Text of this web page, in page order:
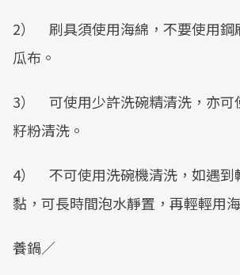
2） 刷具須使用海綿，不要使用鋼
瓜布。
3） 可使用少許洗碗精清洗，亦可
籽粉清洗。
4） 不可使用洗碗機清洗，如遇到
黏，可長時間泡水靜置，再輕輕用
養鍋／